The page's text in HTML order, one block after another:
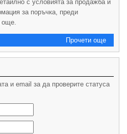
с условията за продажба и
за поръчка, преди
още.
Прочети още
и email за да проверите статуса